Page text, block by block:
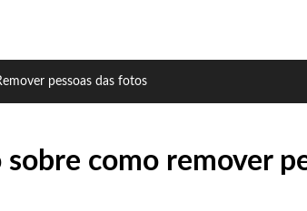
pessoas das fotos
como remover